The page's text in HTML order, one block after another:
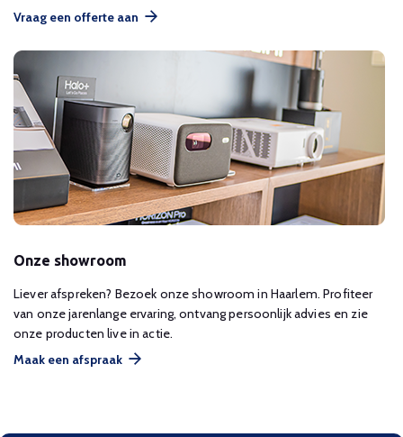
Vraag een offerte aan
Onze showroom
Liever afspreken? Bezoek onze showroom in Haarlem. Profiteer
van onze jarenlange ervaring, ontvang persoonlijk advies en zie
onze producten live in actie.
Maak een afspraak